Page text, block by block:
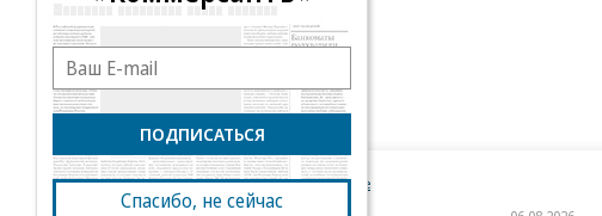
Новости компаний Все
ПОДПИСАТЬСЯ
Спасибо, не сейчас